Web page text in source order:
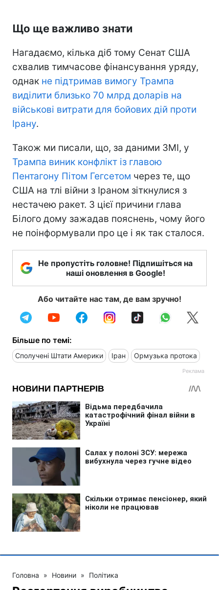
Що ще важливо знати
Нагадаємо, кілька діб тому Сенат США
схвалив тимчасове фінансування уряду,
однак не підтримав вимогу Трампа
виділити близько 70 млрд доларів на
військові витрати для бойових дій проти
Ірану.
Також ми писали, що, за даними ЗМІ, у
Трампа виник конфлікт із главою
Пентагону Пітом Гегсетом через те, що
США на тлі війни з Іраном зіткнулися з
нестачею ракет. З цієї причини глава
Білого дому зажадав пояснень, чому його
не поінформували про це і як так сталося.
Не пропустіть головне! Підпишіться на
наші оновлення в Google!
Або читайте нас там, де вам зручно!
Більше по темі:
Сполучені Штати Америки Іран Ормузька протока
Головна » Новини » Політика